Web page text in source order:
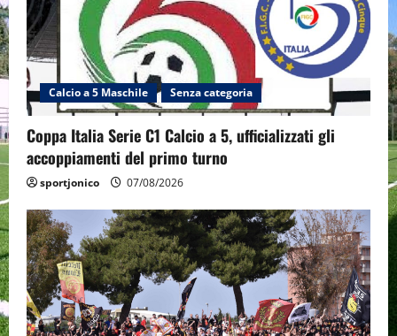
Calcio a 5 Maschile Senza categoria
Coppa Italia Serie C1 Calcio a 5, ufficializzati gli
accoppiamenti del primo turno
sportjonico 07/08/2026